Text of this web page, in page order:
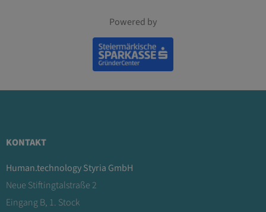
Powered by
KONTAKT
Human.technology Styria GmbH
Neue Stiftingtalstraße 2
Eingang B, 1. Stock